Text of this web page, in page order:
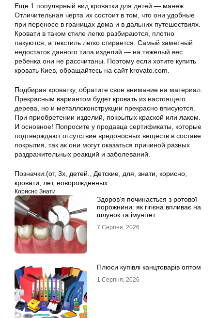
Еще 1 популярный вид кроватки для детей — манеж.
Отличительная черта их состоит в том, что они удобные
при переносе в границах дома и в дальних путешествиях.
Кровати в таком стиле легко разбираются, плотно
пакуются, а текстиль легко стирается. Самый заметный
недостаток данного типа изделий — на тяжелый вес
ребенка они не рассчитаны. Поэтому если хотите купить
кровать Киев, обращайтесь на сайт krovato.com.
Подбирая кроватку, обратите свое внимание на материал.
Прекрасным вариантом будет кровать из настоящего
дерева, но и металлоконструкции прекрасно вписуются.
При приобретении изделий, покрытых краской или лаком.
И основное! Попросите у продавца сертификаты, которые
подтверждают отсутствие вредоносных веществ в составе
покрытия, так ак они могут оказаться причиной разных
раздражительных реакций и заболеваний.
Позначки:(от, 3х детей. Детские для знати корисно
кровати
лет, новорожденных
Корисно Знати
Здоров’я починається з ротової
порожнини: як гігієна впливає на
шлунок та імунітет
7 Серпня, 2026
Плюси купівлі канцтоварів оптом
1 Серпня, 2026